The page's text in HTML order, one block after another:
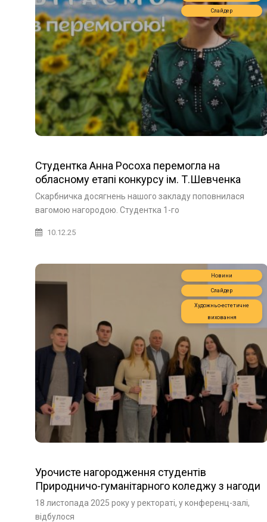
Слайдер
Студентка Анна Росоха перемогла на
обласному етапі конкурсу ім. Т.Шевченка
Скарбничка досягнень нашого закладу поповнилася
вагомою нагородою. Студентка 1-го
10.12.25
Новини
Слайдер
Художньо-естетичне
виховання
Урочисте нагородження студентів
Природничо-гуманітарного коледжу з нагоди
Дня студента
18 листопада 2025 року у ректораті, у конференц-залі,
відбулося